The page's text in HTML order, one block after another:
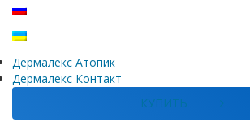
Дермалекс Атопик
Дермалекс Контакт
КУПИТЬ